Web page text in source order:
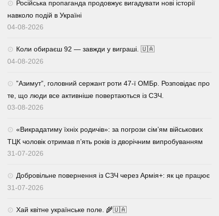
Російська пропаганда продовжує вигадувати нові історії
навколо подій в Україні
04-08-2026
Коли обираєш 92 — завжди у виграші. 🇺🇦
04-08-2026
⁨”Азимут”, головний сержант роти 47-ї ОМБр. Розповідає про
те, що люди все активніше повертаються із СЗЧ.
03-08-2026
«Викрадатиму їхніх родичів»: за погрози сім’ям військових
ТЦК чоловік отримав п’ять років із дворічним випробуванням
31-07-2026
Добровільне повернення із СЗЧ через Армія+: як це працює
31-07-2026
Хай квітне українське поле. 🌾🇺🇦